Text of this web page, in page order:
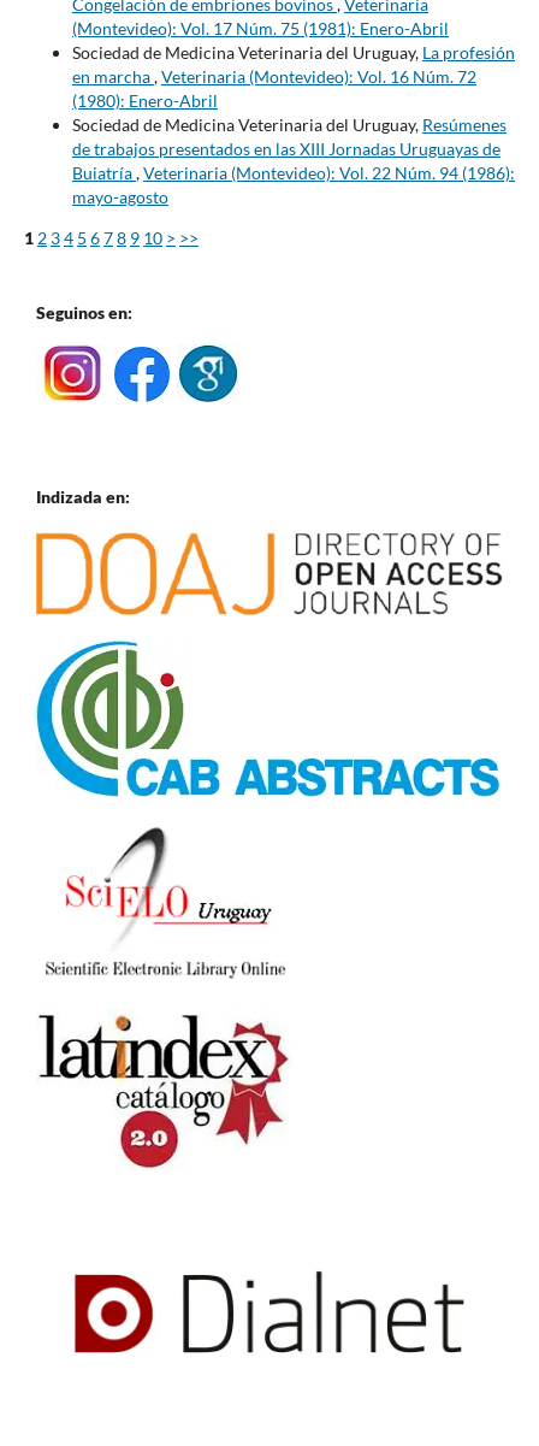
(Montevideo): Vol. 17 Núm. 75 (1981): Enero-Abril
Sociedad de Medicina Veterinaria del Uruguay, La profesión
en marcha,Veterinaria (Montevideo): Vol. 16 Núm. 72
(1980): Enero-Abril
Sociedad de Medicina Veterinaria del Uruguay, Resúmenes
de trabajos presentados en las XIII Jornadas Uruguayas de
Buiatría,Veterinaria (Montevideo): Vol. 22 Núm. 94 (1986):
mayo-agosto
1 2 34 5 678 9 10 > >>
Seguinos en:
Indizada en: